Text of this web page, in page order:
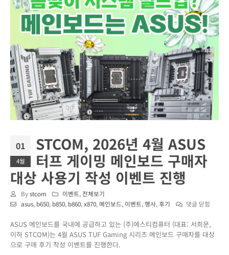
01
4월
STCOM, 2026년 4월 ASUS
터프 게이밍 메인보드 구매자
대상 사용기 작성 이벤트 진행
Bystcom 이벤트, 전체보기
asus, b650, b850, b860,x870, 메인보드, 이벤트,행사,후기
STCOM,
년
4
댓글 닫힘
ASUS 메인보드를 국내에 공급하고 있는 (주)에스티컴퓨터 (대표: 서희문,
이하 STCOM)는 4월 ASUS TUF Gaming 시리즈 메인보드 구매자를 대상
으로 구매 후기 작성 이벤트를 진행한다.